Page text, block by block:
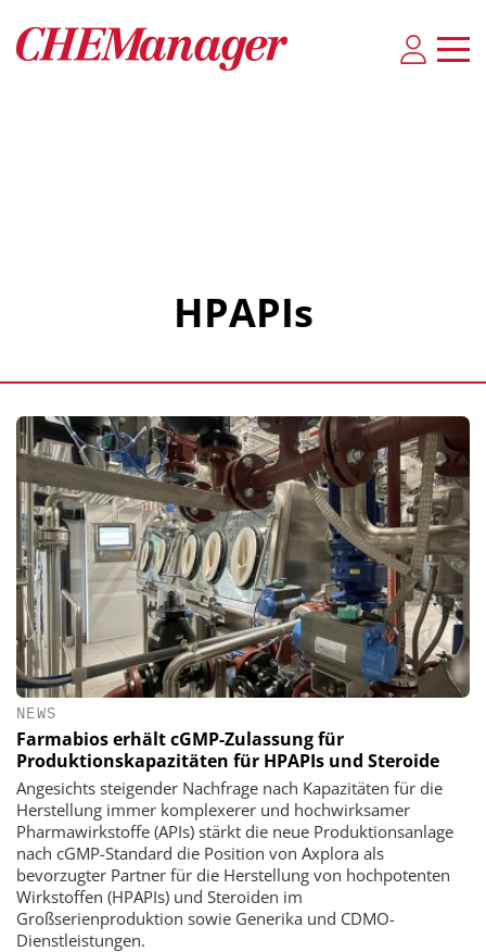
HPAPIs
NEWS
Farmabios erhält cGMP-Zulassung für
Produktionskapazitäten für HPAPIs und Steroide
Angesichts steigender Nachfrage nach Kapazitäten für die
Herstellung immer komplexerer und hochwirksamer
Pharmawirkstoffe (APIs) stärkt die neue Produktionsanlage
nach cGMP-Standard die Position von Axplora als
bevorzugter Partner für die Herstellung von hochpotenten
Wirkstoffen (HPAPIs) und Steroiden im
Großserienproduktion sowie Generika und CDMO-
Dienstleistungen.